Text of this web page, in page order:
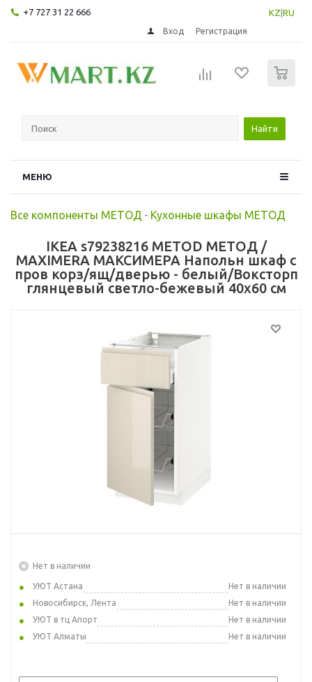
+7 727 31 22 666 KZ RU
Вход Регистрация
Найти
МЕНЮ
Все компоненты МЕТОД - Кухонные шкафы МЕТОД
IKEA s79238216 METOD МЕТОД /
MAXIMERA МАКСИМЕРА Напольн шкаф с
пров корз/ящ/дверью - белый/Воксторп
глянцевый светло-бежевый 40x60 см
Нет в наличии
УЮТ Астана
Нет в наличии
Новосибирск, Лента
Нет в наличии
УЮТ в тц Апорт
Нет в наличии
УЮТ Алматы
Нет в наличии